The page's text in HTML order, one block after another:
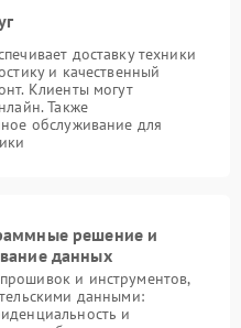
доставку техники
и качественный
Клиенты могут
Также
обслуживание для
решение и
данных
и инструментов,
данными:
и